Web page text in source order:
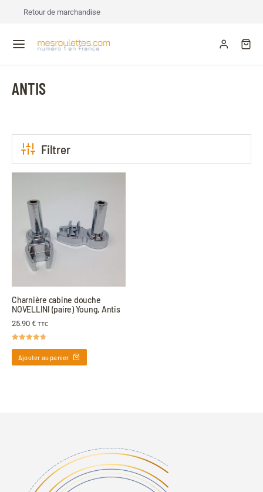
Retour de marchandise
ANTIS
Filtrer
Charnière cabine douche
NOVELLINI (paire) Young, Antis
25.90 € TTC
Ajouter au panier